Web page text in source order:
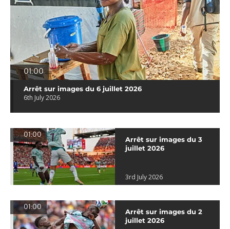
01:00
Arrêt sur images du 6 juillet 2026
6th July 2026
01:00
Arrêt sur images du 3
juillet 2026
3rd July 2026
01:00
Arrêt sur images du 2
juillet 2026